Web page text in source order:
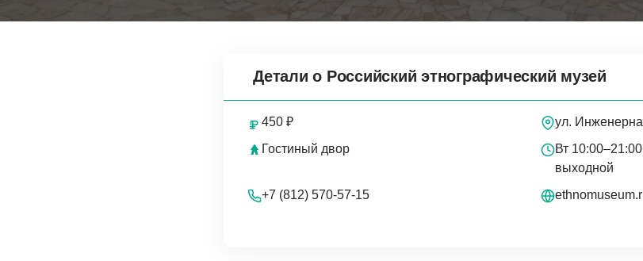
Детали о Российский этнографический музей
450 ₽
ул.
Гостиный двор
Вт
выходной
+7 (812) 570-57-15